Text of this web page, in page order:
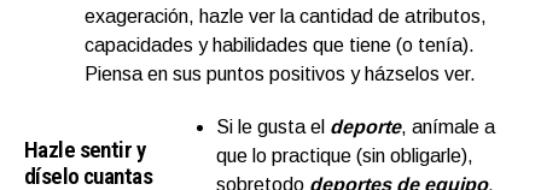
exageración, hazle ver la cantidad de atributos,
capacidades y habilidades que tiene (o tenía).
Piensa en sus puntos positivos y házselos ver.
Hazle sentir y
díselo cuantas
Si le gusta el deporte, anímale a
que lo practique (sin obligarle),
sobretodo deportes de equipo.